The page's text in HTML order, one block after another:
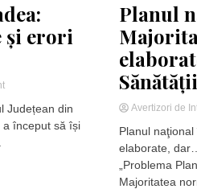
și erori
on
la
Spitalul
Județean din
a început să își
Planul
Avertizori de
Planul
elaborate,
„Problema
Majoritatea